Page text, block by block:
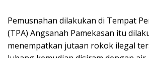
Pemusnahan dilakukan di Tempat
(TPA) Angsanah Pamekasan itu
menempatkan jutaan rokok ilegal